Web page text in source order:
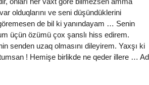
olduqlarını ve seni düşündüklerini
de bil ki yanındayam … Senin
üçün özümü çox şanslı hiss edirem.
senden uzaq olmasını dileyirem. Yaxşı ki
! Hemişe birlikde ne qeder illere … Ad